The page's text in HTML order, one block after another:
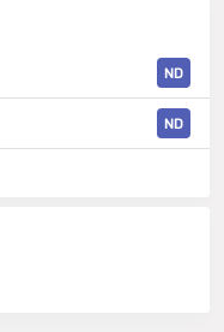
ND
ND